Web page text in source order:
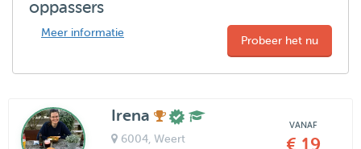
oppassers
Meer informatie
Probeer het nu
Irena
6004, Weert
VANAF
€ 19